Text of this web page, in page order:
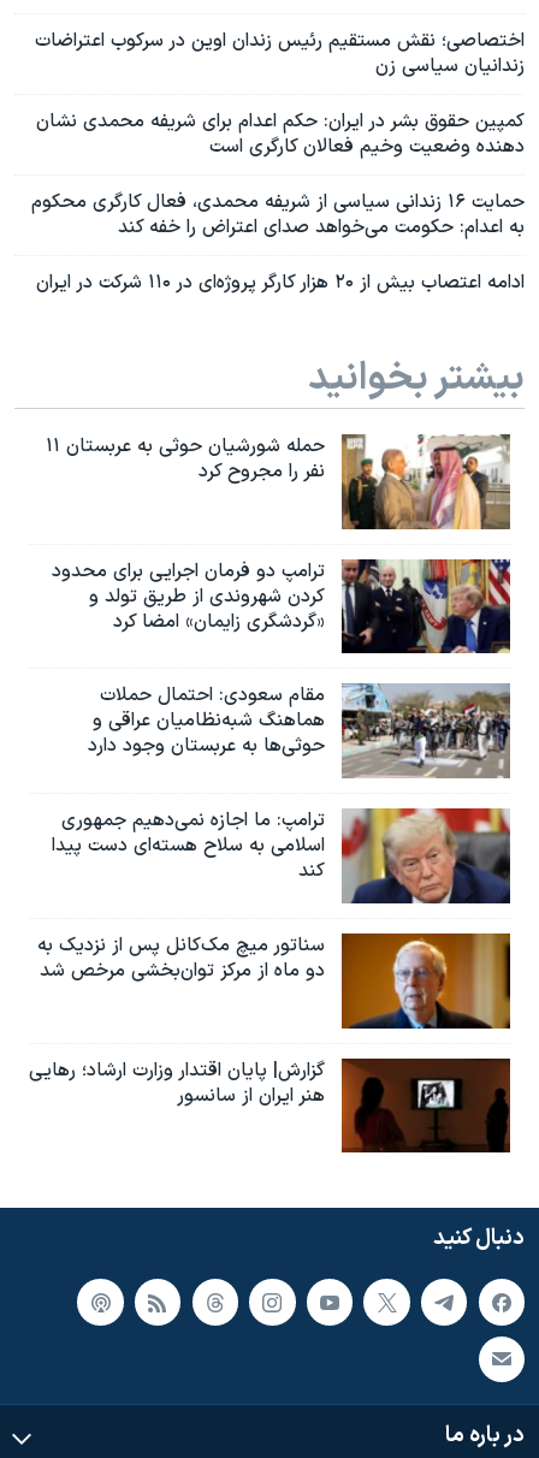
اختصاصی؛ نقش مستقیم رئیس زندان اوین در سرکوب اعتراضات
زندانیان سیاسی زن
کمپین حقوق بشر در ایران: حکم اعدام برای شریفه محمدی نشان
دهنده وضعیت وخیم فعالان کارگری است
حمایت ۱۶ زندانی سیاسی از شریفه محمدی، فعال کارگری محکوم
به اعدام: حکومت می‌خواهد صدای اعتراض را خفه کند
ادامه اعتصاب بیش از ۲۰ هزار کارگر پروژه‌ای در ۱۱۰ شرکت در ایران
بیشتر بخوانید
حمله شورشیان حوثی به عربستان ۱۱
نفر را مجروح کرد
ترامپ دو فرمان اجرایی برای محدود
کردن شهروندی از طریق تولد و
«گردشگری زایمان» امضا کرد
مقام سعودی: احتمال حملات
هماهنگ شبه‌نظامیان عراقی و
حوثی‌ها به عربستان وجود دارد
ترامپ: ما اجازه نمی‌دهیم جمهوری
اسلامی به سلاح هسته‌ای دست پیدا
کند
سناتور میچ مک‌کانل پس از نزدیک به
دو ماه از مرکز توان‌بخشی مرخص شد
گزارش| پایان اقتدار وزارت ارشاد؛ رهایی
هنر ایران از سانسور
دنبال کنید
در باره ما